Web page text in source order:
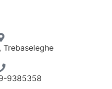
Trebaseleghe
9385358